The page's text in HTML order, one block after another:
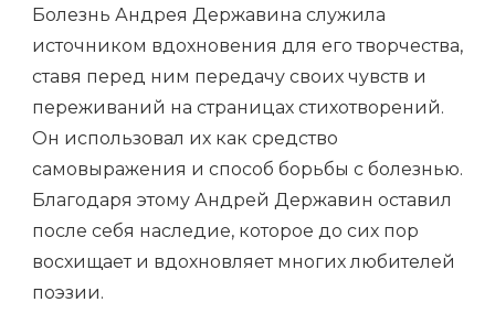
Болезнь Андрея Державина служила
источником вдохновения для его творчества,
ставя перед ним передачу своих чувств и
переживаний на страницах стихотворений.
Он использовал их как средство
самовыражения и способ борьбы с болезнью.
Благодаря этому Андрей Державин оставил
после себя наследие, которое до сих пор
восхищает и вдохновляет многих любителей
поэзии.